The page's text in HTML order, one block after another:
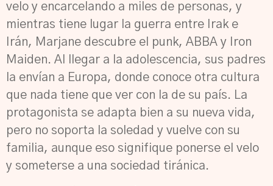
velo y encarcelando a miles de personas, y
mientras tiene lugar la guerra entre Irak e
Irán, Marjane descubre el punk, ABBA y Iron
Maiden. Al llegar a la adolescencia, sus padres
la envían a Europa, donde conoce otra cultura
que nada tiene que ver con la de su país. La
protagonista se adapta bien a su nueva vida,
pero no soporta la soledad y vuelve con su
familia, aunque eso signifique ponerse el velo
y someterse a una sociedad tiránica.